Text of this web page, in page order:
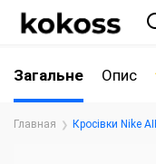
Главная Кросівки Nike
Загальне Опис